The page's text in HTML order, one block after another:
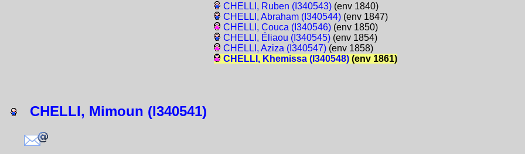
CHELLI, Ruben (I340543) (env 1840)
CHELLI, Abraham (I340544) (env 1847)
CHELLI, Couca (I340546) (env 1850)
CHELLI, Éliaou (I340545) (env 1854)
CHELLI, Aziza (I340547) (env 1858)
CHELLI, Khemissa (I340548) (env 1861)
CHELLI, Mimoun (I340541)